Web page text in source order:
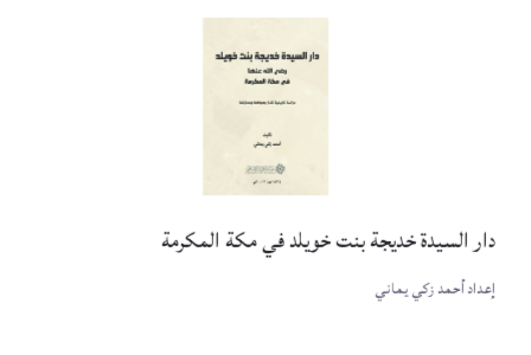
دار السيدة خديجة بنت خويلد في مكة المكرمة
إعداد أحمد زكي يماني